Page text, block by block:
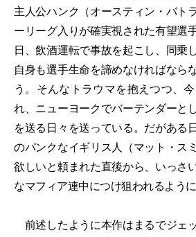
主人公ハンク（オースティン・バト
ーリーグ入りが確実視された有望選
日、飲酒運転で事故を起こし、同乗
自身も選手生命を諦めなければなら
う。そんなトラウマを抱えつつ、
れ、ニューヨークでバーテンダーと
を送る日々を送っている。だがある
のパンクなイギリス人（マット・ス
欲しいと頼まれた直後から、いっさ
なマフィア連中につけ狙われるように
前述したように本作はまるでジェ